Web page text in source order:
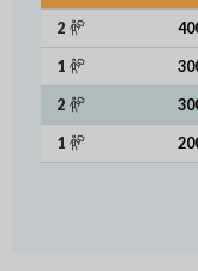
2
1
2
1